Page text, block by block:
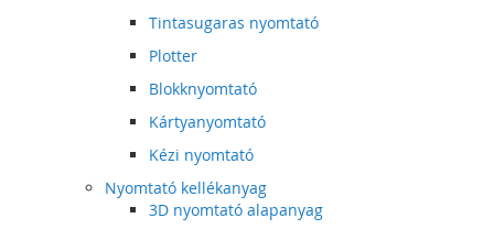
Tintasugaras nyomtató
Plotter
Blokknyomtató
Kártyanyomtató
Kézi nyomtató
Nyomtató kellékanyag
3D nyomtató alapanyag